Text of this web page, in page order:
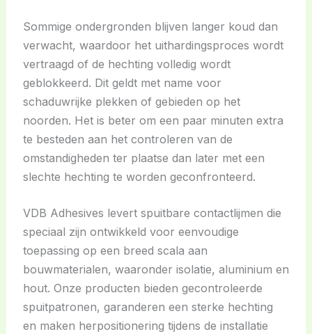
Sommige ondergronden blijven langer koud dan
verwacht, waardoor het uithardingsproces wordt
vertraagd of de hechting volledig wordt
geblokkeerd. Dit geldt met name voor
schaduwrijke plekken of gebieden op het
noorden. Het is beter om een paar minuten extra
te besteden aan het controleren van de
omstandigheden ter plaatse dan later met een
slechte hechting te worden geconfronteerd.
VDB Adhesives levert spuitbare contactlijmen die
speciaal zijn ontwikkeld voor eenvoudige
toepassing op een breed scala aan
bouwmaterialen, waaronder isolatie, aluminium en
hout. Onze producten bieden gecontroleerde
spuitpatronen, garanderen een sterke hechting
en maken herpositionering tijdens de installatie